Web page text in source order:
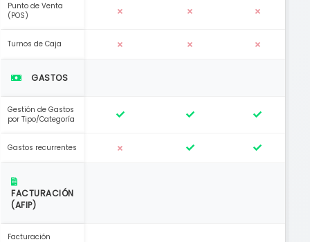
Punto de Venta
(POS)
Turnos de Caja
GASTOS
Gestión de Gastos
por Tipo/Categoría
Gastos recurrentes
FACTURACIÓN
(AFIP)
Facturación